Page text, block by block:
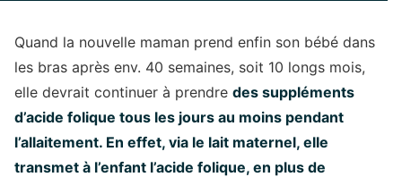
Quand la nouvelle maman prend enfin son bébé dans
les bras après env. 40 semaines, soit 10 longs mois,
elle devrait continuer à prendre des suppléments
d’acide folique tous les jours au moins pendant
l’allaitement. En effet, via le lait maternel, elle
transmet à l’enfant l’acide folique, en plus de